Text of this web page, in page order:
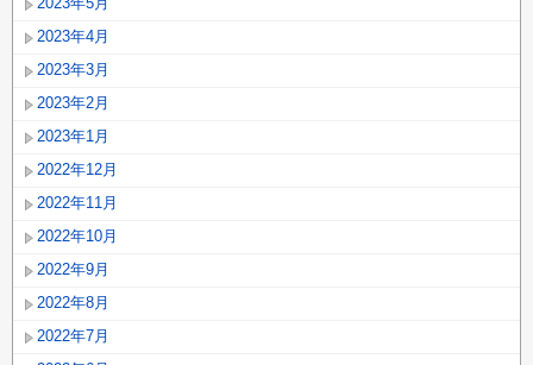
2023年4月
2023年3月
2023年2月
2023年1月
2022年12月
2022年11月
2022年10月
2022年9月
2022年8月
2022年7月